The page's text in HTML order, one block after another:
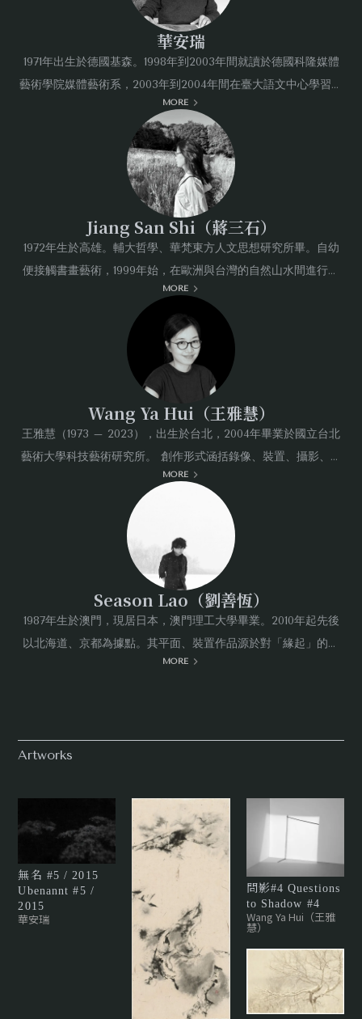
〈問影#4〉、〈林中路〉、〈一筆書〉三件作品，是源
於古詩與水墨帶給她的靈感：「水墨空間所講究的虛實，
轉換，流動，與一個現代的光影的空間感受，有沒有可能
結合在一起，進而在『影像』中展現出來。」經由實體—
攝錄—影像—最終映入觀者眼簾，過程中的虛／實關係
幾經變換，從而擴出一種出人意表的觀看與表達的空間。
劉善恆的作品來源於對「緣起」的洞察，前國立歷史博物
館館長廖新田以「靜觀與超越」來形容：「他的『留白』
與『氣韻生動』緣起於自然。畫面中的天地乃某處存在過
的『虛』與『實』靈動交錯瞬間，並非由藝術家主體全然
宰制，此方式與『無為自然』的哲學觀有內在的呼應……他
帶領觀者進入冥思的視覺世界，一個趨近純與靜的心靈境
界、東方美學的現代視野，在觀看與思維中安頓自我身
心，超越性於焉可能產生。」這次除了平面作品以外，也
特別展出劉善恆的裝置作品〈虛室・生白〉於法國尼斯亞
洲美術館，以及由東京大學策劃於安藤忠雄的冥想空間所
呈現的影像。
本次展覽的選題可說是充滿挑戰，只因「道法自然」是古
人之智慧、代代人之求索，欲回溯這千年以降的深邃思
想，且不裹足於過往積累的定見，發掘當代藝術表達的新
視野，異雲書屋《氣韻・虛實》展覽計劃也無異於一次尋
道的過程。藝術家華安瑞、蔣三石、王雅慧、劉善恆的創
程中，開闢了更幽微而美的蹊徑。
華安瑞
1971年出生於德國基森。1998年到2003年間就讀於德國科隆媒體
藝術學院媒體藝術系，2003年到2004年間在臺大語文中心學習中
文。同時開始著手歐洲與臺灣文化互涉性的藝術創作。華安瑞對
於藝術與文化之間對話的主題、媒體理論和哲學感興趣。他的作
品持續在歐洲及臺灣展出，在兩地均被收藏。除了藝術創外，華
安瑞也策劃展展覽以及工作坊，並且也在大學從事教學工作以及
演講。
MORE
Jiang San Shi（蔣三石）
1972年生於高雄。輔大哲學、華梵東方人文思想研究所畢。自幼
便接觸書畫藝術，1999年始，在歐洲與台灣的自然山水間進行水
墨創作。台北新店溪邊、德國森林、希臘海灘，都是蔣三石水墨
的自然畫室，石頭、土地、沙灘可以是桌案，草葉樹枝可以是畫
筆，光影雲煙自然樂音都是創作參與者。於台灣、中國大陸、德
國等地辦過個展及聯展。
MORE
Wang Ya Hui（王雅慧）
王雅慧（1973 – 2023），出生於台北，2004年畢業於國立台北
藝術大學科技藝術研究所。 創作形式涵括錄像、裝置、攝影、繪
畫。王雅慧一直研究影像媒材於觀者視野的邊界，從現實與影像
的交會重疊處，提出許多關於虛／實、內／外空間、影像本質、
觀看經驗的問題。在主題上，則關注東方的自然哲學中，人與世
界的關係與思維方式，並探索這種思維方式如何重新納入當代生
活。因此她的影像作品，不是為了創造或描述一種風景，而是關
於風景如何被構成的動態經驗。
MORE
Season Lao（劉善恆）
1987年生於澳門，現居日本，澳門理工大學畢業。2010年起先後
以北海道、京都為據點。其平面、裝置作品源於對「緣起」的洞
察，從自然現象中進行取材。近期重要發表與研討會為法國尼斯
大都會藝術博物館（紐約）、國立新美術館（東京）、國立現代
頓大學、密西根大學、麗思卡爾頓酒店、洲際酒店、綾新雪谷、
雪津-二世古、Nipponia美濃商家町等。
MORE
Artworks
無名 #5 / 2015
Ubenannt #5 /
2015
華安瑞
問影#4 Questions
to Shadow #4
Wang Ya Hui（王雅
慧）